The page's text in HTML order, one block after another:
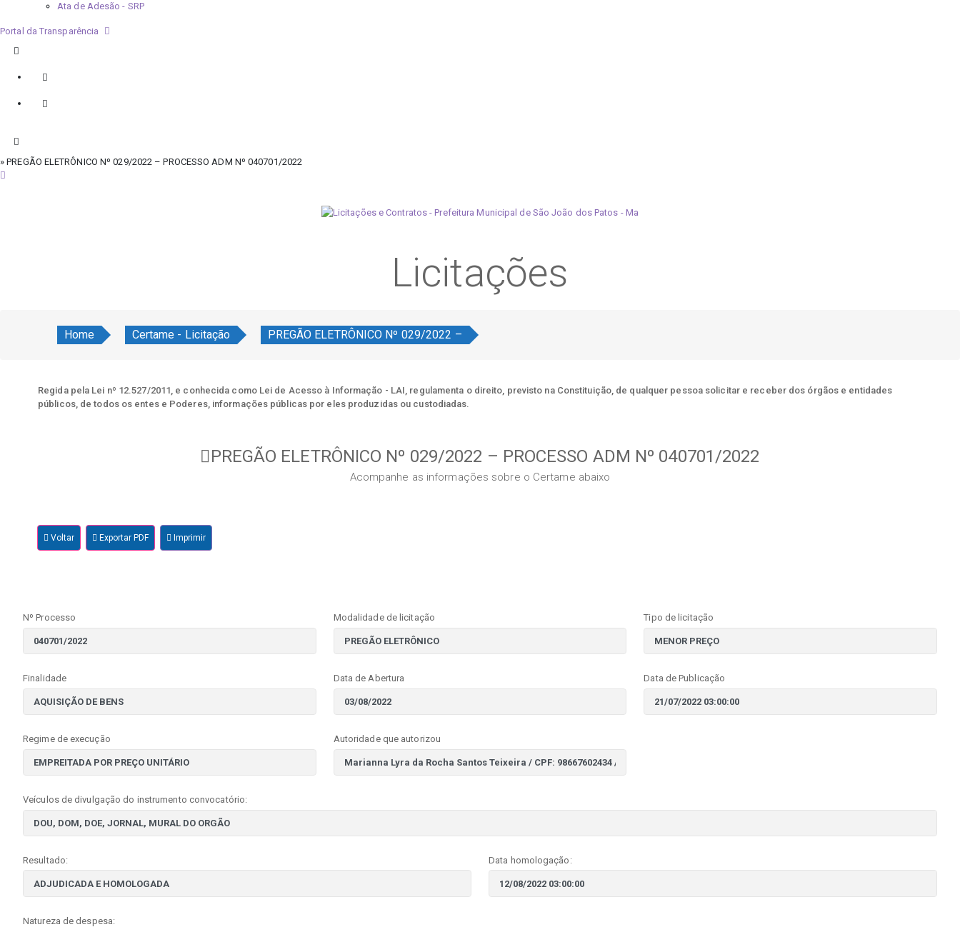
Ata de Adesão - SRP
Portal da Transparência
» PREGÃO ELETRÔNICO Nº 029/2022 – PROCESSO ADM Nº 040701/2022
Licitações
Home Certame - Licitação PREGÃO ELETRÔNICO Nº 029/2022 –
Regida pela Lei nº 12.527/2011, e conhecida como Lei de Acesso à Informação - LAI, regulamenta o direito, previsto na Constituição, de qualquer pessoa solicitar e receber dos órgãos e entidades
públicos, de todos os entes e Poderes, informações públicas por eles produzidas ou custodiadas.
PREGÃO ELETRÔNICO Nº 029/2022 – PROCESSO ADM Nº 040701/2022
Acompanhe as informações sobre o Certame abaixo
Voltar Exportar PDF Imprimir
Nº Processo Modalidade de licitação Tipo de licitação
Finalidade Data de Abertura Data de Publicação
Regime de execução Autoridade que autorizou
Veículos de divulgação do instrumento convocatório:
Resultado: Data homologação:
Natureza de despesa: